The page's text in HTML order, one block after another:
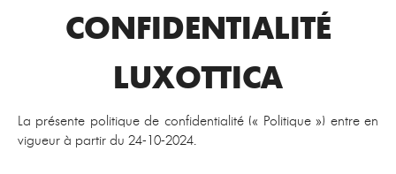
CONFIDENTIALITÉ
LUXOTTICA
La présente politique de confidentialité (« Politique ») entre en
vigueur à partir du 24-10-2024.